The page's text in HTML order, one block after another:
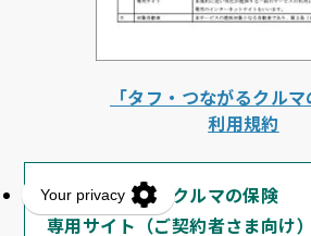
「タフ・つながるクルマ
利用規約
タフ・つながるクルマの保険
専用サイト（ご契約者さま向け）